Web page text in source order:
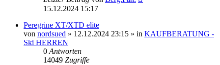
15.12.2024 15:17
Peregrine XT/XTD elite
von nordsued » 12.12.2024 23:15 » in KAUFBERATUNG -
Ski HERREN
0 Antworten
14049 Zugriffe